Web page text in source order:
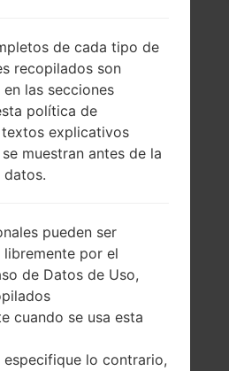
de cada tipo de
recopilados son
las secciones
política de
explicativos
muestran antes de la
datos.
pueden ser
por el
de Datos de Uso,
cuando se usa esta
especifique lo contrario,